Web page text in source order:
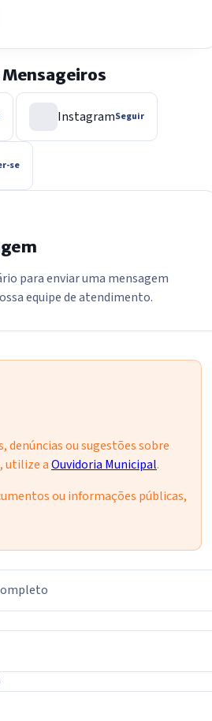
Mensageiros
InstagramSeguir
se
para enviar uma mensagem
equipe de atendimento.
denúncias ou sugestões sobre
utilize aOuvidoria Municipal.
ou informações públicas,